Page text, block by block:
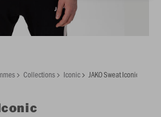
Collections Iconic JAKO Sweat Iconic